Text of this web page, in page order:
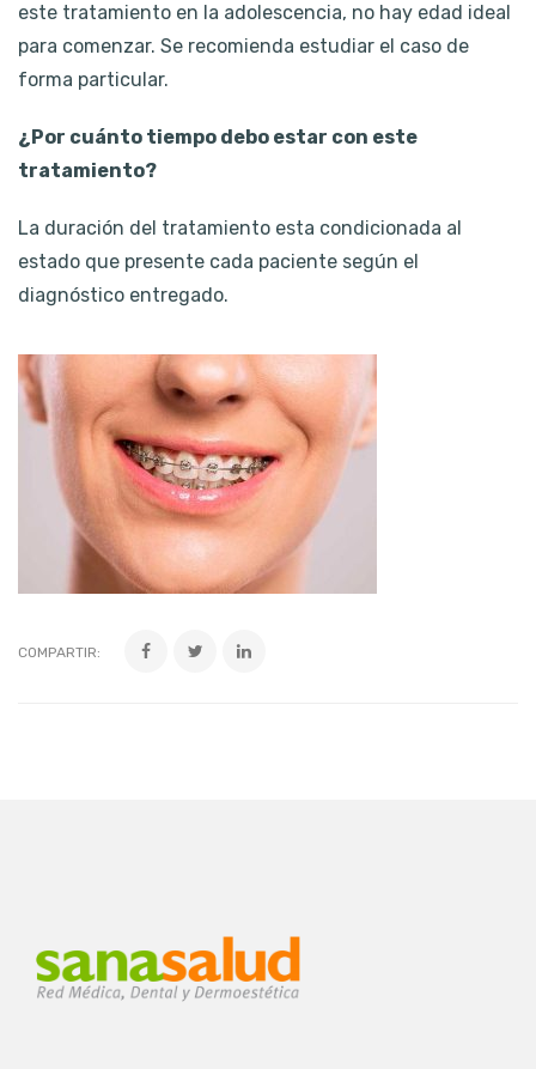
este tratamiento en la adolescencia, no hay edad ideal
para comenzar. Se recomienda estudiar el caso de
forma particular.
¿Por cuánto tiempo debo estar con este
tratamiento?
La duración del tratamiento esta condicionada al
estado que presente cada paciente según el
diagnóstico entregado.
COMPARTIR: